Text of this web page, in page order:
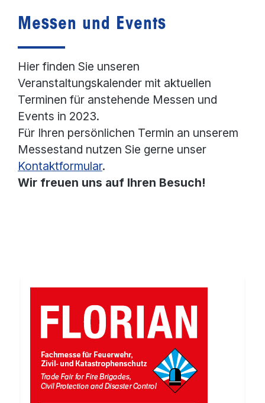
Messen und Events
Hier finden Sie unseren
Veranstaltungskalender mit aktuellen
Terminen für anstehende Messen und
Events in 2023.
Für Ihren persönlichen Termin an unserem
Messestand nutzen Sie gerne unser
Kontaktformular.
Wir freuen uns auf Ihren Besuch!